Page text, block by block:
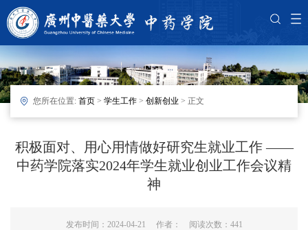
您所在位置: 首页 > 学生工作 > 创新创业 > 正文
积极面对、用心用情做好研究生就业工作 ——
中药学院落实2024年学生就业创业工作会议精
神
发布时间：2024-04-21 作者： 阅读次数： 441